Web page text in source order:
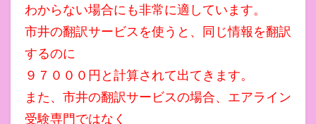
わからない場合にも非常に適しています。
市井の翻訳サービスを使うと、同じ情報を翻訳
するのに
９７０００円と計算されて出てきます。
また、市井の翻訳サービスの場合、エアライン
受験専門ではなく